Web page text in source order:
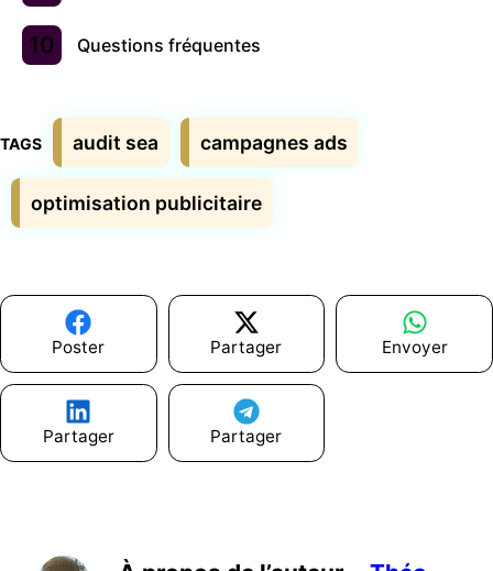
Questions fréquentes
Étiquettes
audit sea campagnes ads
optimisation publicitaire
Poster Partager Envoyer
Partager Partager